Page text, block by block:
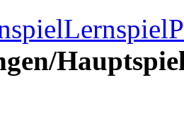
Lernspiel